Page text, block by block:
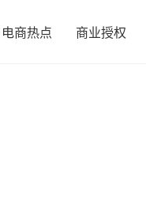
电商热点 商业授权